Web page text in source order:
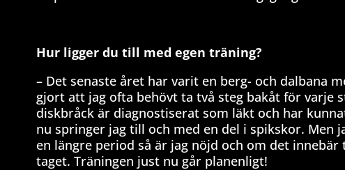
Hur ligger du till med egen träning?
– Det senaste året har varit en berg- och dalbana
gjort att jag ofta behövt ta två steg bakåt för varje
diskbråck är diagnostiserat som läkt och har
nu springer jag till och med en del i spikskor. Men
en längre period så är jag nöjd och om det
taget. Träningen just nu går planenligt!